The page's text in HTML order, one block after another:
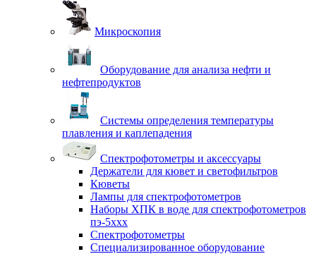
Микроскопия
Оборудование для анализа нефти и
нефтепродуктов
Системы определения температуры
плавления и каплепадения
Спектрофотометры и аксессуары
Держатели для кювет и светофильтров
Кюветы
Лампы для спектрофотометров
Наборы ХПК в воде для спектрофотометров
пэ-5ххх
Спектрофотометры
Специализированное оборудование